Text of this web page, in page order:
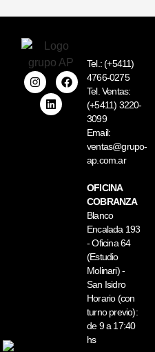
Tel.:(+5411)
4766-0275
Tel. Ventas:
(+5411) 3220-
3099
Email:
ventas@grupo-
ap.com.ar
OFICINA
COBRANZA
Blanco
Encalada 193
- Oficina 64
(Estudio
Molinari) -
San Isidro
Horario (con
turno previo):
de 9 a 17:40
hs